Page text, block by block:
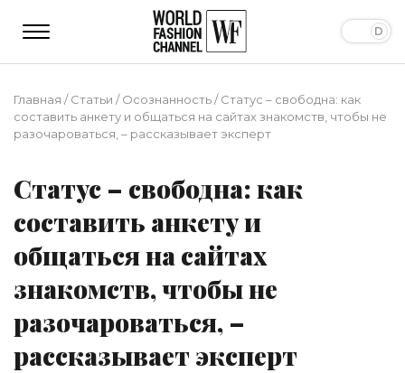
Главная /Статьи /Осознанность/Статус – свободна: как
составить анкету и общаться на сайтах знакомств, чтобы не
разочароваться, – рассказывает эксперт
Статус – свободна: как
составить анкету и
общаться на сайтах
знакомств, чтобы не
разочароваться, –
рассказывает эксперт